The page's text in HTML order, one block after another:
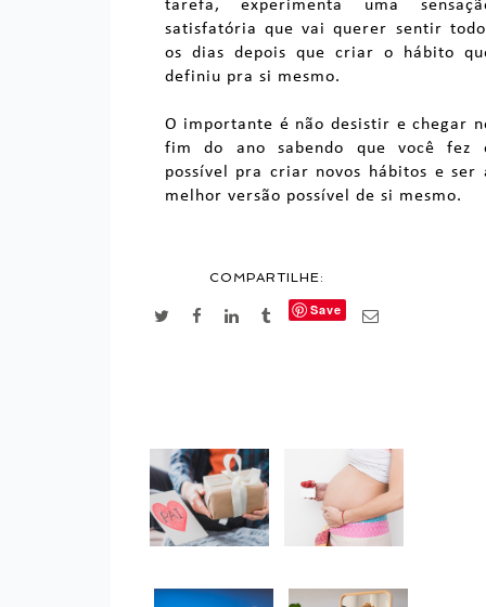
tarefa, experimenta uma
satisfatória que vai querer sentir
os dias depois que criar o hábito
definiu pra si mesmo.
O importante é não desistir e chegar
fim do ano sabendo que você fez
possível pra criar novos hábitos e ser
melhor versão possível de si mesmo.
COMPARTILHE:
Save